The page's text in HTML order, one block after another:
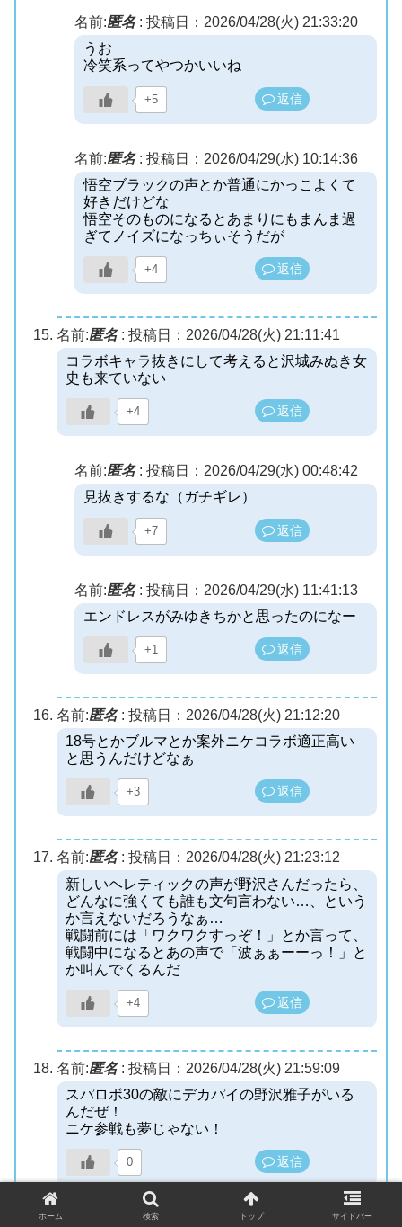
名前:匿名: 投稿日：2026/04/28(火) 21:33:20
うお
冷笑系ってやつかいいね
+5 返信
名前:匿名: 投稿日：2026/04/29(水) 10:14:36
悟空ブラックの声とか普通にかっこよくて
好きだけどな
悟空そのものになるとあまりにもまんま過
ぎてノイズになっちぃそうだが
+4 返信
名前:匿名: 投稿日：2026/04/28(火) 21:11:41
コラボキャラ抜きにして考えると沢城みぬき女
史も来ていない
+4 返信
名前:匿名: 投稿日：2026/04/29(水) 00:48:42
見抜きするな（ガチギレ）
+7 返信
名前:匿名: 投稿日：2026/04/29(水) 11:41:13
エンドレスがみゆきちかと思ったのになー
+1 返信
名前:匿名: 投稿日：2026/04/28(火) 21:12:20
18号とかブルマとか案外ニケコラボ適正高い
と思うんだけどなぁ
+3 返信
名前:匿名: 投稿日：2026/04/28(火) 21:23:12
新しいヘレティックの声が野沢さんだったら、
どんなに強くても誰も文句言わない…、という
か言えないだろうなぁ…
戦闘前には「ワクワクすっぞ！」とか言って、
戦闘中になるとあの声で「波ぁぁーーっ！」と
か叫んでくるんだ
+4 返信
名前:匿名: 投稿日：2026/04/28(火) 21:59:09
スパロボ30の敵にデカパイの野沢雅子がいる
んだぜ！
ニケ参戦も夢じゃない！
0 返信
ホーム 検索 トップ サイドバー